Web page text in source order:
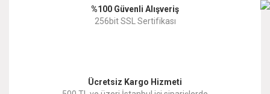
Ürün fiyatı diğer sitelerden daha pahalı.
%100 Güvenli Alışveriş
256bit SSL Sertifikası
Ücretsiz Kargo Hizmeti